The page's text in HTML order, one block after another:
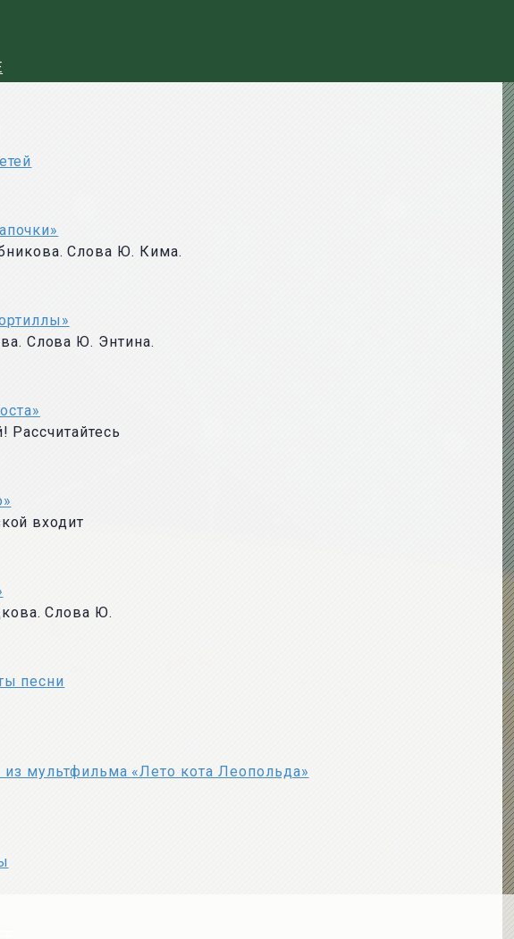
Слова Ю. Кима.
Слова Ю. Энтина.
входит
Слова Ю.
песни
мультфильма «Лето кота Леопольда»